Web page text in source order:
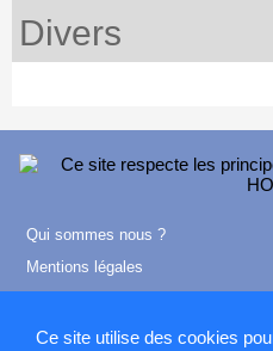
Ce site utilise des cookies
Divers
Qui sommes nous ?
Mentions légales